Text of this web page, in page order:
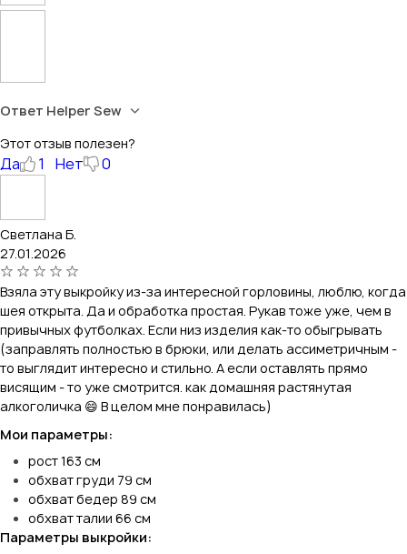
Ответ Helper Sew
Этот отзыв полезен?
Да 1 Нет 0
Светлана Б.
27.01.2026
Взяла эту выкройку из-за интересной горловины, люблю, когда
шея открыта. Да и обработка простая. Рукав тоже уже, чем в
привычных футболках. Если низ изделия как-то обыгрывать
(заправлять полностью в брюки, или делать ассиметричным -
то выглядит интересно и стильно. А если оставлять прямо
висящим - то уже смотрится. как домашняя растянутая
алкоголичка 😄 В целом мне понравилась)
Мои параметры:
рост 163 см
обхват груди 79 см
обхват бедер 89 см
обхват талии 66 см
Параметры выкройки: